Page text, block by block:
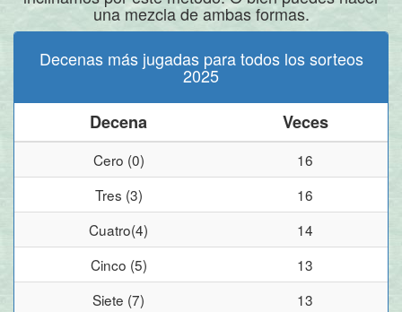
una mezcla de ambas formas.
Decenas más jugadas para todos los sorteos
2025
Decena
Veces
Cero (0)
16
Tres (3)
16
Cuatro(4)
14
Cinco (5)
13
Siete (7)
13